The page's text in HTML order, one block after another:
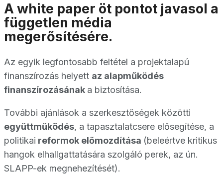
A white paper öt pontot javasol a
független média
megerősítésére.
Az egyik legfontosabb feltétel a projektalapú
finanszírozás helyett az alapműködés
finanszírozásának a biztosítása.
További ajánlások a szerkesztőségek közötti
együttműködés, a tapasztalatcsere elősegítése, a
politikai reformok előmozdítása (beleértve kritikus
hangok elhallgattatására szolgáló perek, az ún.
SLAPP-ek megnehezítését).